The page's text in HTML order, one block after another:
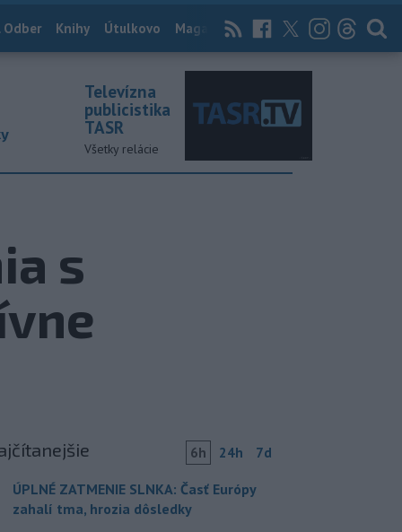
Odber Knihy Útulkovo Magazín News Now Archív
Televízna
publicistika
TASR
Všetky relácie
s
6h 24h 7d
ÚPLNÉ ZATMENIE SLNKA: Časť Európy
zahalí tma, hrozia dôsledky